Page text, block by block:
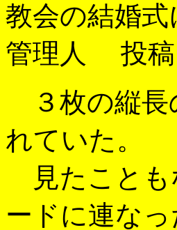
教会の結婚
管理人 投稿
３枚の縦長
れていた。
見たことも
ードに連なっ